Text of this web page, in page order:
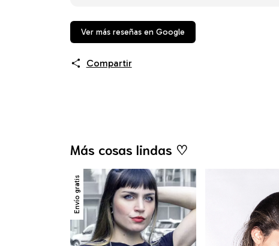
Ver más reseñas en Google
Compartir
Más cosas lindas ♡
Envío gratis